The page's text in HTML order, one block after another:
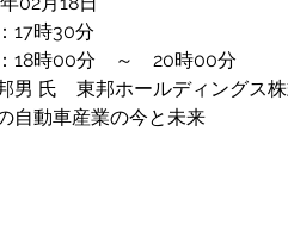
時30分
00分　～　20時00分
男 氏　東邦ホールディングス
自動車産業の今と未来